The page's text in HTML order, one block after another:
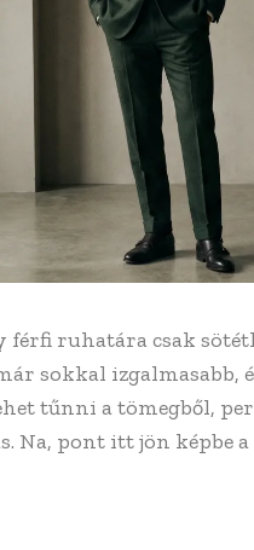
ruhatára csak
sokkal
tűnni a tömegből,
Na, pont itt jön képbe